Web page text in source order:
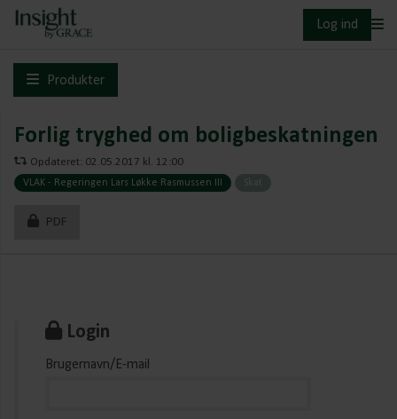
Log ind
Produkter
Forlig tryghed om boligbeskatningen
Opdateret: 02.05.2017 kl. 12:00
VLAK - Regeringen Lars Løkke Rasmussen III Skat
PDF
Login
Brugernavn/E-mail